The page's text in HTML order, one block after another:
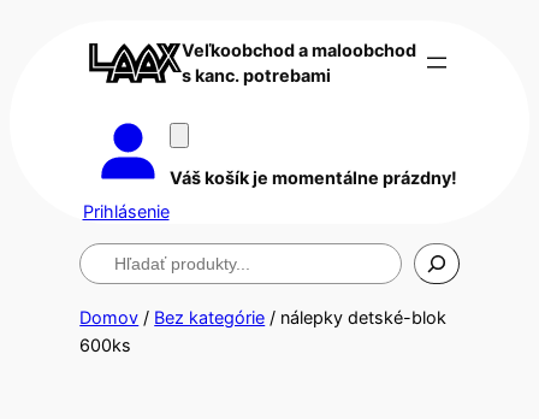
Veľkoobchod a maloobchod
s kanc. potrebami
Prihlásenie
Váš košík je momentálne prázdny!
Hľadanie
Domov / Bez kategórie / nálepky detské-blok
600ks